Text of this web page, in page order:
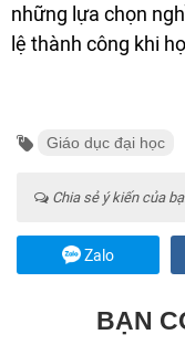
những lựa chọn
lệ thành công khi
Giáo dục đại học
Chia sẻ ý kiến của
Zalo
BẠN